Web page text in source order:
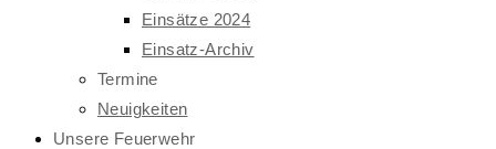
Einsätze 2024
Einsatz-Archiv
Termine
Neuigkeiten
Unsere Feuerwehr